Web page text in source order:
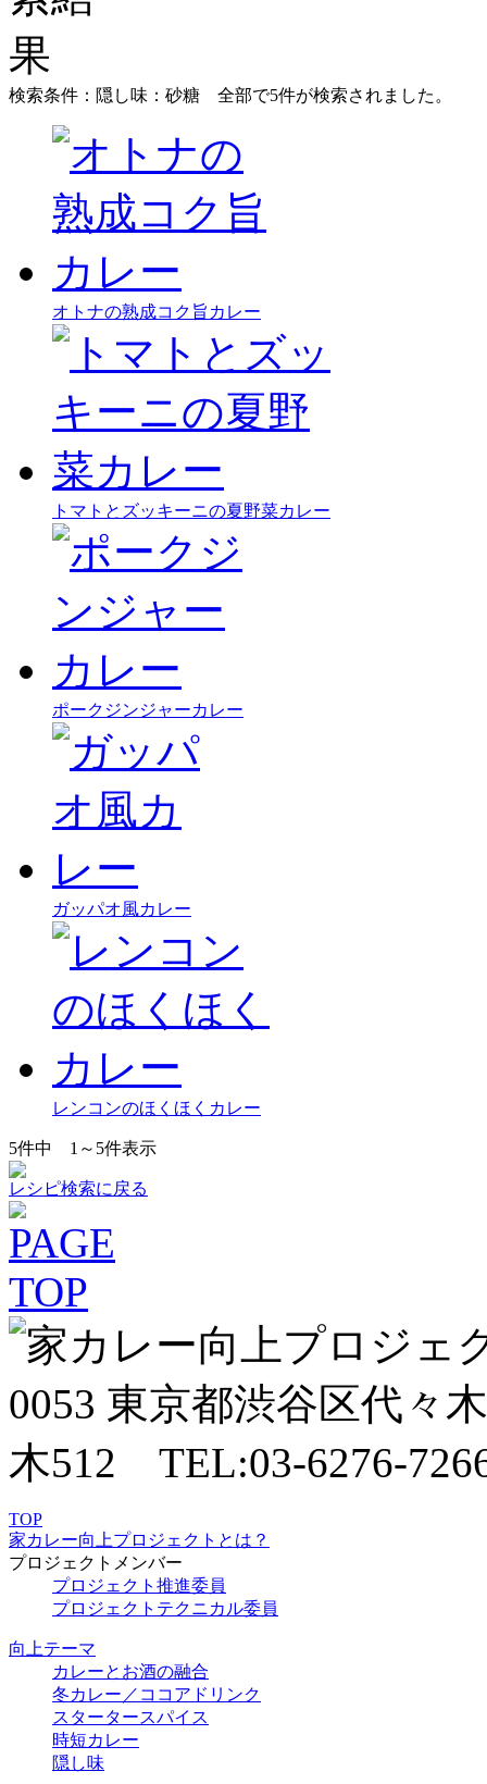
検索条件：隠し味：砂糖 全部で5件が検索されました。
オトナの熟成コク旨カレー
トマトとズッキーニの夏野菜カレー
ポークジンジャーカレー
ガッパオ風カレー
レンコンのほくほくカレー
5件中 1～5件表示
レシピ検索に戻る
TOP
家カレー向上プロジェクトとは？
プロジェクトメンバー
プロジェクト推進委員
プロジェクトテクニカル委員
向上テーマ
カレーとお酒の融合
冬カレー／ココアドリンク
スタータースパイス
時短カレー
隠し味